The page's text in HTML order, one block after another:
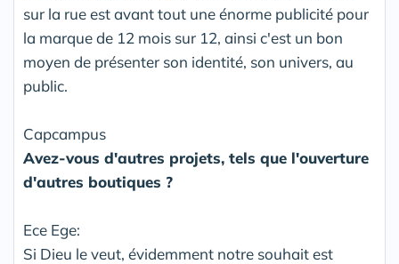
sur la rue est avant tout une énorme publicité pour
la marque de 12 mois sur 12, ainsi c'est un bon
moyen de présenter son identité, son univers, au
public.
Capcampus
Avez-vous d'autres projets, tels que l'ouverture
d'autres boutiques ?
Ece Ege:
Si Dieu le veut, évidemment notre souhait est